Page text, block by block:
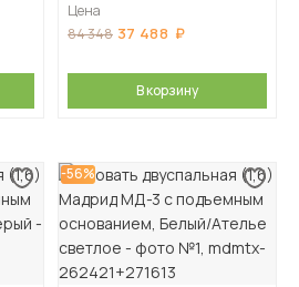
Цена
84 348 37 488
В корзину
-56%